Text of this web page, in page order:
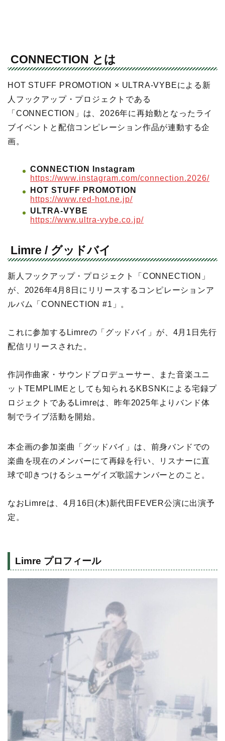
CONNECTION とは
HOT STUFF PROMOTION × ULTRA-VYBEによる新
人フックアップ・プロジェクトである
「CONNECTION」は、2026年に再始動となったライ
ブイベントと配信コンピレーション作品が連動する企
画。
CONNECTION Instagram
https://www.instagram.com/connection.2026/
HOT STUFF PROMOTION
https://www.red-hot.ne.jp/
ULTRA-VYBE
https://www.ultra-vybe.co.jp/
Limre / グッドバイ
新人フックアップ・プロジェクト「CONNECTION」
が、2026年4月8日にリリースするコンピレーションア
ルバム「CONNECTION #1」。
これに参加するLimreの「グッドバイ」が、4月1日先行
配信リリースされた。
作詞作曲家・サウンドプロデューサー、また音楽ユニ
ットTEMPLIMEとしても知られるKBSNKによる宅録プ
ロジェクトであるLimreは、昨年2025年よりバンド体
制でライブ活動を開始。
本企画の参加楽曲「グッドバイ」は、前身バンドでの
楽曲を現在のメンバーにて再録を行い、リスナーに直
球で叩きつけるシューゲイズ歌謡ナンバーとのこと。
なおLimreは、4月16日(木)新代田FEVER公演に出演予
定。
Limre プロフィール